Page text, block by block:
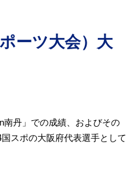
ーツ大会）大
南丹」での成績、およびその
スポの大阪府代表選手として